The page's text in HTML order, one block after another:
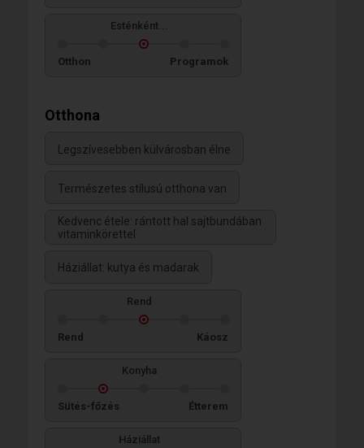
Esténként...
Otthon Programok
Otthona
Legszívesebben külvárosban élne
Természetes stílusú otthona van
Kedvenc étele: rántott hal sajtbundában
vitaminkörettel
Háziállat: kutya és madarak
Rend
Rend Káosz
Konyha
Sütés-főzés Étterem
Háziállat